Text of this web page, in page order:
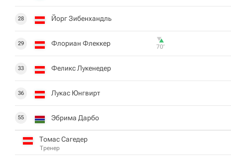
28 Йорг Зибенхандль
29 Флориан Флеккер 70‎’‎
33 Феликс Лукенедер
36 Лукас Юнгвирт
55 Эбрима Дарбо
Томас Сагедер
Тренер